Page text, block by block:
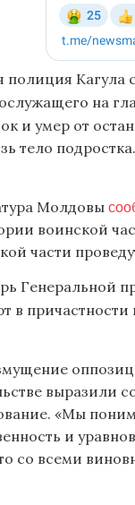
полиция Кагула
на
и умер от
тело
Молдовы
воинской
части
Генеральной
в
выразили
«Мы
и
то со всеми